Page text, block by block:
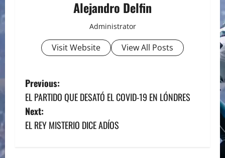
Alejandro Delfin
Administrator
Visit Website View All Posts
P
o
s
Previous:
EL PARTIDO QUE DESATÓ EL COVID-19 EN LÓNDRES
Next:
EL REY MISTERIO DICE ADÍOS